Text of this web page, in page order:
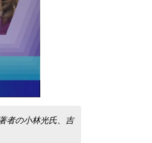
者の小林光氏、吉